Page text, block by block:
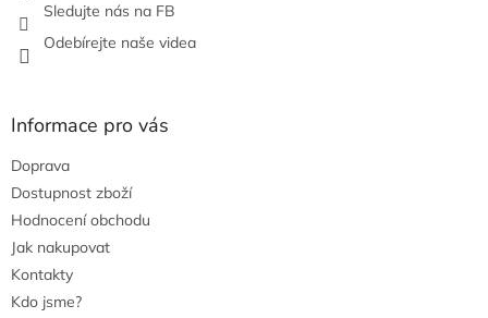
Sledujte nás na FB
Odebírejte naše videa
Informace pro vás
Doprava
Dostupnost zboží
Hodnocení obchodu
Jak nakupovat
Kontakty
Kdo jsme?